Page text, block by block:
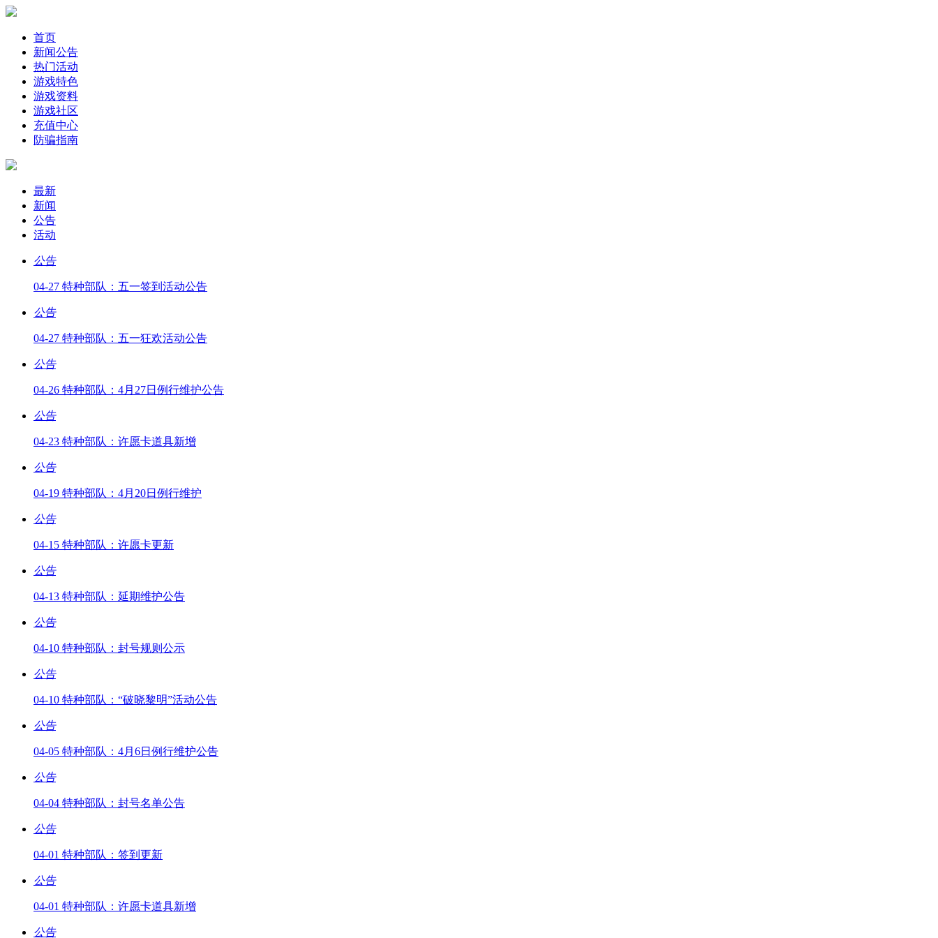
首页
新闻公告
热门活动
游戏特色
游戏资料
游戏社区
充值中心
防骗指南
最新
新闻
公告
活动
公告
04-27 特种部队：五一签到活动公告
公告
04-27 特种部队：五一狂欢活动公告
公告
04-26 特种部队：4月27日例行维护公告
公告
04-23 特种部队：许愿卡道具新增
公告
04-19 特种部队：4月20日例行维护
公告
04-15 特种部队：许愿卡更新
公告
04-13 特种部队：延期维护公告
公告
04-10 特种部队：封号规则公示
公告
04-10 特种部队：“破晓黎明”活动公告
公告
04-05 特种部队：4月6日例行维护公告
公告
04-04 特种部队：封号名单公告
公告
04-01 特种部队：签到更新
公告
04-01 特种部队：许愿卡道具新增
公告